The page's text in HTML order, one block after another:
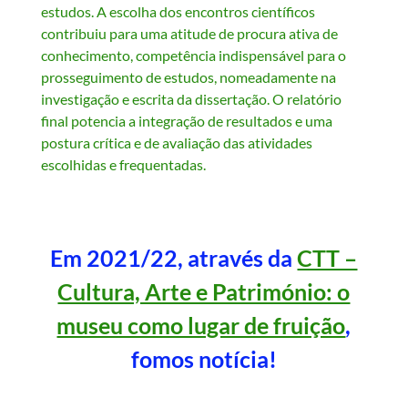
estudos. A escolha dos encontros científicos
contribuiu para uma atitude de procura ativa de
conhecimento, competência indispensável para o
prosseguimento de estudos, nomeadamente na
investigação e escrita da dissertação. O relatório
final potencia a integração de resultados e uma
postura crítica e de avaliação das atividades
escolhidas e frequentadas.
Em 2021/22, através daCTT –
Cultura, Arte e Património: o
museu como lugar de fruição,
fomos notícia!